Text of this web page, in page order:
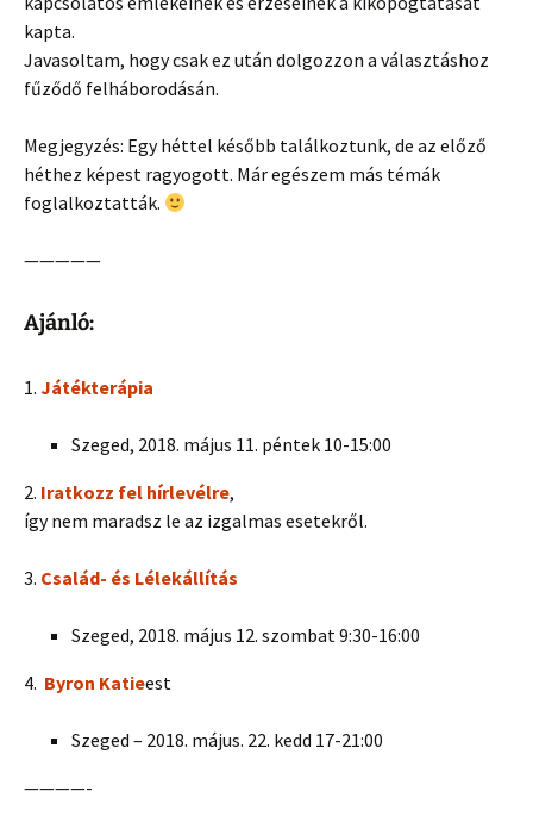
kapta.
Javasoltam, hogy csak ez után dolgozzon a választáshoz
fűződő felháborodásán.
Megjegyzés: Egy héttel később találkoztunk, de az előző
héthez képest ragyogott. Már egészem más témák
foglalkoztatták.
—————
Ajánló:
1. Játékterápia
Szeged, 2018. május 11. péntek 10-15:00
2. Iratkozz fel hírlevélre,
így nem maradsz le az izgalmas esetekről.
3. Család- és Lélekállítás
Szeged, 2018. május 12. szombat 9:30-16:00
4. Byron Katieest
Szeged – 2018. május. 22. kedd 17-21:00
————-